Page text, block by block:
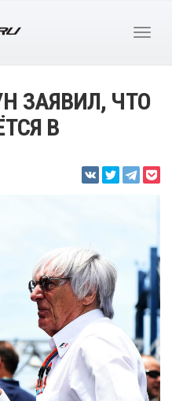
ЗАЯВИЛ, ЧТО
В